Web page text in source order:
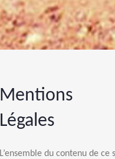
Mentions
Légales
L’ensemble du contenu de